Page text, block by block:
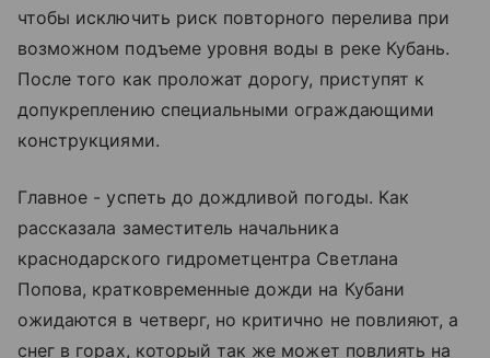
чтобы исключить риск повторного перелива при
возможном подъеме уровня воды в реке Кубань.
После того как проложат дорогу, приступят к
допукреплению специальными ограждающими
конструкциями.
Главное - успеть до дождливой погоды. Как
рассказала заместитель начальника
краснодарского гидрометцентра Светлана
Попова, кратковременные дожди на Кубани
ожидаются в четверг, но критично не повлияют, а
снег в горах, который так же может повлиять на